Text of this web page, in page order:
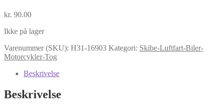
kr. 90.00
Ikke på lager
Varenummer (SKU): H31-16903 Kategori: Skibe-Luftfart-Biler-
Motorcykler-Tog
Beskrivelse
Beskrivelse